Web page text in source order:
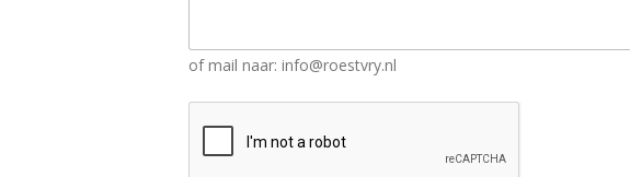
of mail naar: info@roestvry.nl